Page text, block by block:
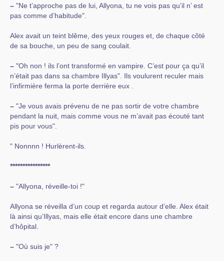
– "Ne t’approche pas de lui, Allyona, tu ne vois pas qu’il n’ est
pas comme d’habitude".
Alex avait un teint blême, des yeux rouges et, de chaque côté
de sa bouche, un peu de sang coulait.
– "Oh non ! ils l’ont transformé en vampire. C’est pour ça qu’il
n’était pas dans sa chambre Illyas". Ils voulurent reculer mais
l’infirmière ferma la porte derrière eux .
– "Je vous avais prévenu de ne pas sortir de votre chambre
pendant la nuit, mais comme vous ne m’avait pas écouté tant
pis pour vous".
" Nonnnn ! Hurlèrent-ils.
****************
– "Allyona, réveille-toi !"
Allyona se réveilla d’un coup et regarda autour d’elle. Alex était
là ainsi qu’Illyas, mais elle était encore dans une chambre
d’hôpital.
– "Où suis je" ?